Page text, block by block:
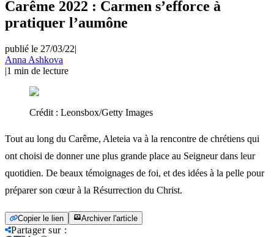
Carême 2022 : Carmen s’efforce à
pratiquer l’aumône
publié le 27/03/22|
Anna Ashkova
|1 min de lecture
Crédit : Leonsbox/Getty Images
Tout au long du Carême, Aleteia va à la rencontre de chrétiens qui
ont choisi de donner une plus grande place au Seigneur dans leur
quotidien. De beaux témoignages de foi, et des idées à la pelle pour
préparer son cœur à la Résurrection du Christ.
Copier le lien Archiver l'article
Partager sur: